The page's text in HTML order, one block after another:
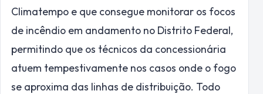
Climatempo e que consegue monitorar os focos
de incêndio em andamento no Distrito Federal,
permitindo que os técnicos da concessionária
atuem tempestivamente nos casos onde o fogo
se aproxima das linhas de distribuição. Todo